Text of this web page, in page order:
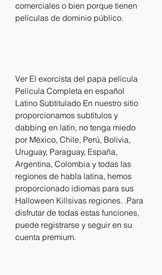
comerciales o bien porque tienen
películas de dominio público.
Ver El exorcista del papa película
Película Completa en español
Latino Subtitulado En nuestro sitio
proporcionamos subtítulos y
dabbing en latín, no tenga miedo
por México, Chile, Perú, Bolivia,
Uruguay, Paraguay, España,
Argentina, Colombia y todas las
regiones de habla latina, hemos
proporcionado idiomas para sus
Halloween Killsivas regiones. .Para
disfrutar de todas estas funciones,
puede registrarse y seguir en su
cuenta premium.